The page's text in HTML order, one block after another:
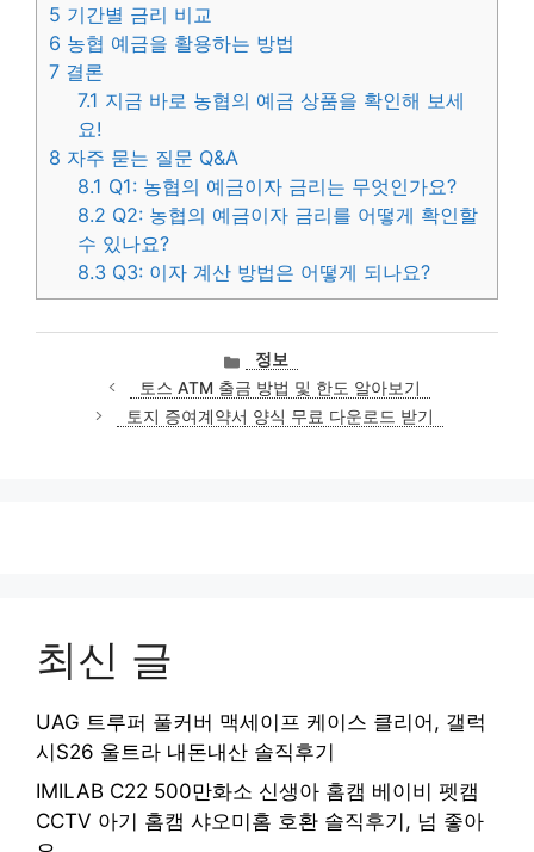
5 기간별 금리 비교
6 농협 예금을 활용하는 방법
7 결론
7.1 지금 바로 농협의 예금 상품을 확인해 보세
요!
8 자주 묻는 질문 Q&A
8.1 Q1: 농협의 예금이자 금리는 무엇인가요?
8.2 Q2: 농협의 예금이자 금리를 어떻게 확인할
수 있나요?
8.3 Q3: 이자 계산 방법은 어떻게 되나요?
카
테
고
리
정보
토스 ATM 출금 방법 및 한도 알아보기
토지 증여계약서 양식 무료 다운로드 받기
최신 글
UAG 트루퍼 풀커버 맥세이프 케이스 클리어, 갤럭
시S26 울트라 내돈내산 솔직후기
IMILAB C22 500만화소 신생아 홈캠 베이비 펫캠
CCTV 아기 홈캠 샤오미홈 호환 솔직후기, 넘 좋아